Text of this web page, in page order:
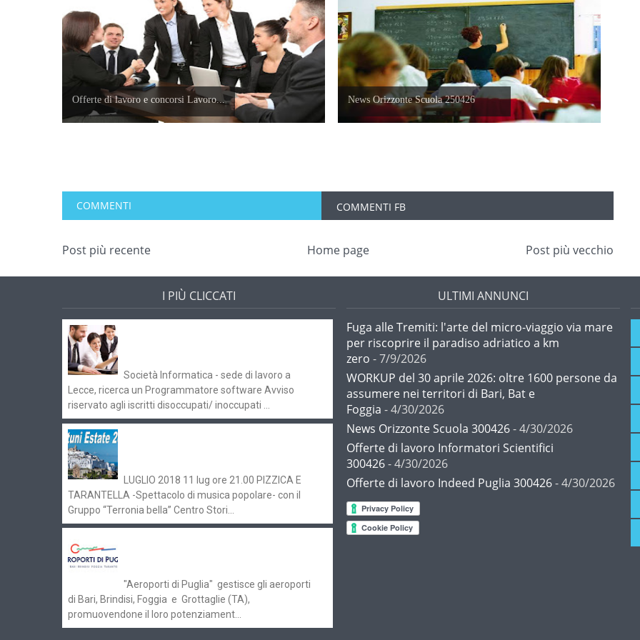
Offerte di lavoro e concorsi Lavoro... News Orizzonte Scuola 250426
COMMENTI COMMENTI FB
Post più recente Post più vecchio
Home page
I PIÙ CLICCATI
Società Informatica - sede di lavoro a
Lecce, ricerca un Programmatore software Avviso
riservato agli iscritti disoccupati/ inoccupati ...
LUGLIO 2018 11 lug ore 21.00 PIZZICA E
TARANTELLA -Spettacolo di musica popolare- con il
Gruppo “Terronia bella” Centro Stori...
"Aeroporti di Puglia" gestisce gli aeroporti
di Bari, Brindisi, Foggia e Grottaglie (TA),
promuovendone il loro potenziament...
ULTIMI ANNUNCI
Fuga alle Tremiti: l'arte del micro-viaggio via mare
per riscoprire il paradiso adriatico a km
zero - 7/9/2026
WORKUP del 30 aprile 2026: oltre 1600 persone da
assumere nei territori di Bari, Bat e
Foggia - 4/30/2026
News Orizzonte Scuola 300426- 4/30/2026
Offerte di lavoro Informatori Scientifici
300426- 4/30/2026
Offerte di lavoro Indeed Puglia 300426- 4/30/2026